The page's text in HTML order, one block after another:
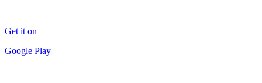
Get it on
Google Play